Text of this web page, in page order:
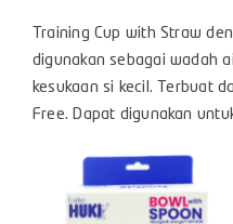
Training Cup with Straw
digunakan sebagai wadah
kesukaan si kecil. Terbuat
Free. Dapat digunakan